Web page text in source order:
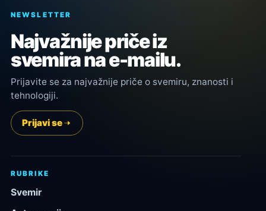
NEWSLETTER
Najvažnije priče iz
svemira na e-mailu.
Prijavite se za najvažnije priče o svemiru, znanosti i
tehnologiji.
Prijavi se
RUBRIKE
Svemir